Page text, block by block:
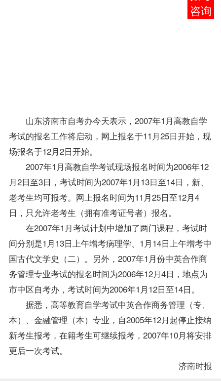
山东济南市自考办今天表示，2007年1月高教自学
考试的报名工作将启动，网上报名于11月25日开始，现
场报名于12月2日开始。
2007年1月高教自学考试现场报名时间为2006年12
月2日至3日，考试时间为2007年1月13日至14日，新、
老考生均可报考。网上报名时间为11月25日至12月4
日，只允许老考生（拥有准考证号者）报名。
在2007年1月考试计划中增加了两门课程 ，考试时
间分别是1月13日上午增考病理学、1月14日上午增考中
国古代文学史（二） 。另外，2007年1月份中英合作商
务管理专业考试的报名时间为2006年12月4日，地点为
市中区自考办，考试时间为2006年1月12日至14日。
据悉，高等教育自学考试中英合作商务管理（专、
本）、金融管理（本）专业，自2005年12月起停止接纳
新考生报考，在籍考生可继续报考，2007年10月将安排
更后一次考试。
济南时报
客服